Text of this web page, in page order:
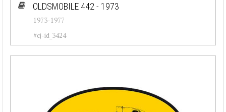
OLDSMOBILE 442 - 1973
1973-1977
#cj-id_3424